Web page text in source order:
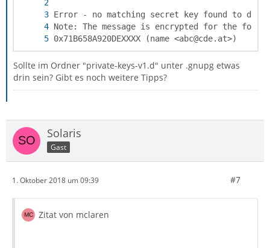
0x71B658A920DEXXXX (name <abc@cde.at>)
Sollte im Ordner "private-keys-v1.d" unter .gnupg etwas
drin sein? Gibt es noch weitere Tipps?
Solaris
Gast
1. Oktober 2018 um 09:39 #7
Zitat von mclaren